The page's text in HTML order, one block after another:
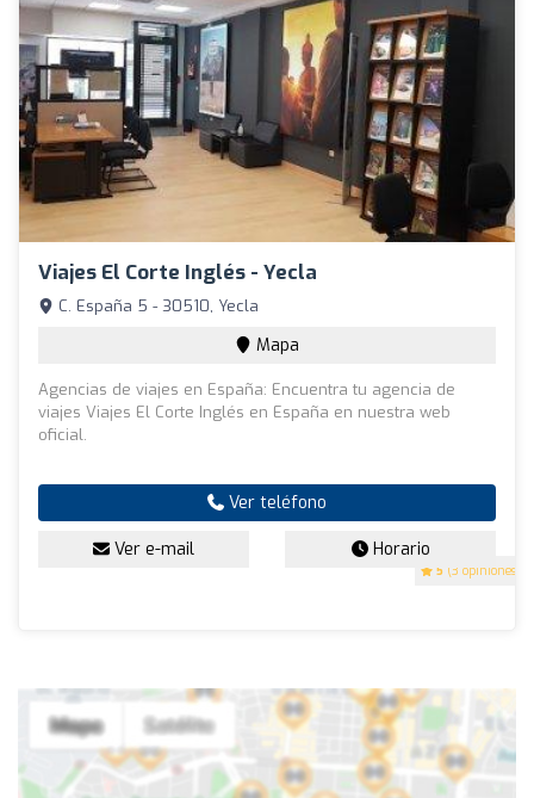
Viajes El Corte Inglés - Yecla
5 (3 opiniones)
C. España 5 - 30510, Yecla
Mapa
Agencias de viajes en España: Encuentra tu agencia de
viajes Viajes El Corte Inglés en España en nuestra web
oficial.
Ver teléfono
Ver e-mail Horario